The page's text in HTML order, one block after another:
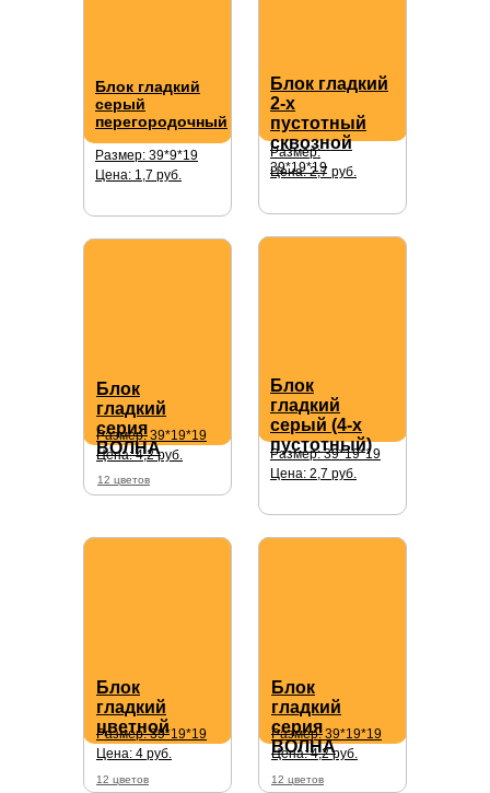
Блок гладкий
2-х
пустотный
сквозной
Размер:
39*19*19
Цена: 2,7 руб.
Блок
гладкий
цветной
Размер: 39*19*19
Цена: 4 руб.
12 цветов
Блок
гладкий
серый (4-х
пустотный)
Размер: 39*19*19
Цена: 2,7 руб.
Блок
гладкий
серия
ВОЛНА
Размер: 39*19*19
Цена: 4,2 руб.
12 цветов
Блок гладкий
серый
перегородочный
Размер: 39*9*19
Цена: 1,7 руб.
Блок
гладкий
серия
ВОЛНА
Размер: 39*19*19
Цена: 4,2 руб.
12 цветов